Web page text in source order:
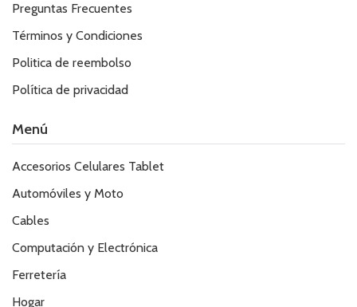
Preguntas Frecuentes
Términos y Condiciones
Politica de reembolso
Política de privacidad
Menú
Accesorios Celulares Tablet
Automóviles y Moto
Cables
Computación y Electrónica
Ferretería
Hogar